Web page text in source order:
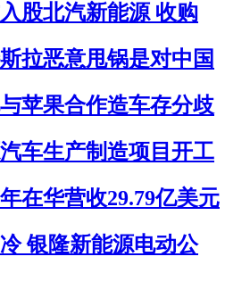
股北汽新能源 收购
拉恶意甩锅是对中国
苹果合作造车存分歧
车生产制造项目开工
在华营收29.79亿美元
银隆新能源电动公